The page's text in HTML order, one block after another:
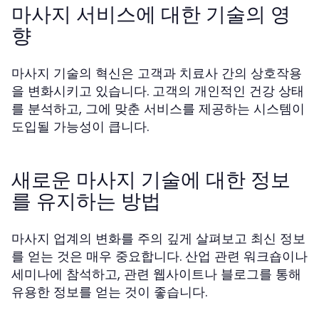
마사지 서비스에 대한 기술의 영
향
마사지 기술의 혁신은 고객과 치료사 간의 상호작용
을 변화시키고 있습니다. 고객의 개인적인 건강 상태
를 분석하고, 그에 맞춘 서비스를 제공하는 시스템이
도입될 가능성이 큽니다.
새로운 마사지 기술에 대한 정보
를 유지하는 방법
마사지 업계의 변화를 주의 깊게 살펴보고 최신 정보
를 얻는 것은 매우 중요합니다. 산업 관련 워크숍이나
세미나에 참석하고, 관련 웹사이트나 블로그를 통해
유용한 정보를 얻는 것이 좋습니다.